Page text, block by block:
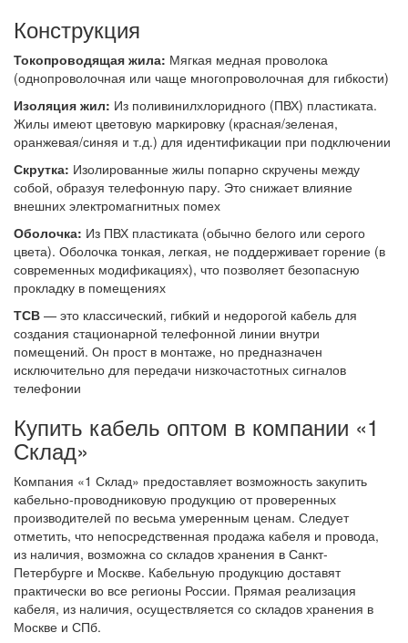
Конструкция
Токопроводящая жила: Мягкая медная проволока
(однопроволочная или чаще многопроволочная для гибкости)
Изоляция жил: Из поливинилхлоридного (ПВХ) пластиката.
Жилы имеют цветовую маркировку (красная/зеленая,
оранжевая/синяя и т.д.) для идентификации при подключении
Скрутка: Изолированные жилы попарно скручены между
собой, образуя телефонную пару. Это снижает влияние
внешних электромагнитных помех
Оболочка: Из ПВХ пластиката (обычно белого или серого
цвета). Оболочка тонкая, легкая, не поддерживает горение (в
современных модификациях), что позволяет безопасную
прокладку в помещениях
ТСВ — это классический, гибкий и недорогой кабель для
создания стационарной телефонной линии внутри
помещений. Он прост в монтаже, но предназначен
исключительно для передачи низкочастотных сигналов
телефонии
Купить кабель оптом в компании «1
Склад»
Компания «1 Склад» предоставляет возможность закупить
кабельно-проводниковую продукцию от проверенных
производителей по весьма умеренным ценам. Следует
отметить, что непосредственная продажа кабеля и провода,
из наличия, возможна со складов хранения в Санкт-
Петербурге и Москве. Кабельную продукцию доставят
практически во все регионы России. Прямая реализация
кабеля, из наличия, осуществляется со складов хранения в
Москве и СПб.